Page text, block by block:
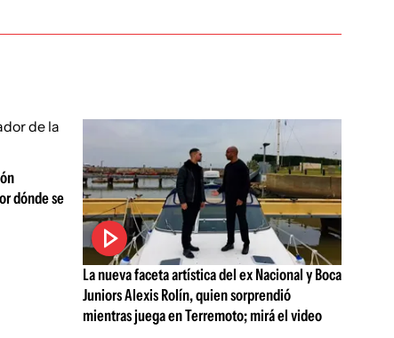
dónde se
La nueva faceta artística del ex Nacional y Boca
Juniors Alexis Rolín, quien sorprendió
mientras juega en Terremoto; mirá el video